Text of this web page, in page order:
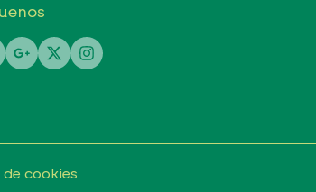
cookies